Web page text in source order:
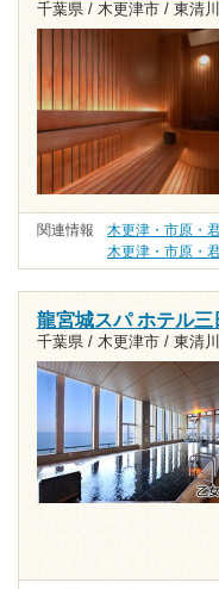
千葉県 / 木更津市 / 東清
関連情報 木更津・市原・
木更津・市原・
龍宮城スパ ホテル三
千葉県 / 木更津市 / 東清